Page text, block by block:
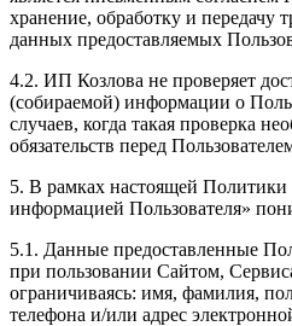
хранение, обработку и передачу
данных предоставляемых
4.2. ИП Козлова не проверяет
(собираемой) информации о
случаев, когда такая проверка
обязательств перед
5. В рамках настоящей Политики
информацией Пользователя»
5.1. Данные предоставленные
при пользовании Сайтом,
ограничиваясь: имя, фамилия,
телефона и/или адрес